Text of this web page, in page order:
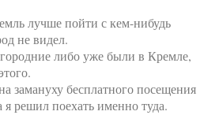
лучше пойти с кем-нибудь
не видел.
либо уже были в Кремле,
замануху бесплатного посещения
я решил поехать именно туда.